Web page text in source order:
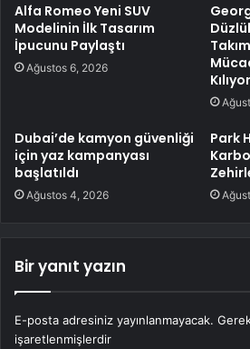
Alfa Romeo Yeni SUV
Modelinin İlk Tasarım
İpucunu Paylaştı
Ağustos 6, 2026
Kılıyor
Dubai’de kamyon güvenliği
için yaz kampanyası
başlatıldı
Ağustos 4, 2026
Park
Bir yanıt yazın
E-posta adresiniz yayınlanmayacak.
işaretlenmişlerdir